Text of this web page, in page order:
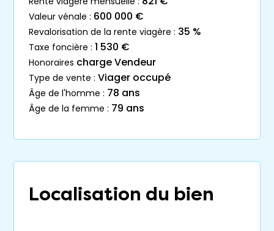
valeur vénale : 600 000 €
revalorisation de la rente viagère : 35 %
taxe foncière : 1 530 €
honoraires charge Vendeur
type de vente : Viager occupé
âge de l'homme : 78 ans
âge de la femme : 79 ans
Localisation du bien